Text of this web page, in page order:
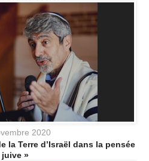
2020
la Terre d’Israël dans la pensée
juive »